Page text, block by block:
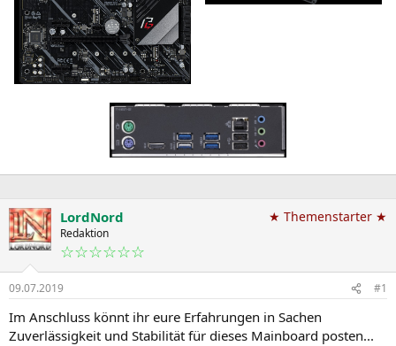
LordNord
Redaktion
☆☆☆☆☆☆
★ Themenstarter ★
09.07.2019 #1
Im Anschluss könnt ihr eure Erfahrungen in Sachen
Zuverlässigkeit und Stabilität für dieses Mainboard posten...